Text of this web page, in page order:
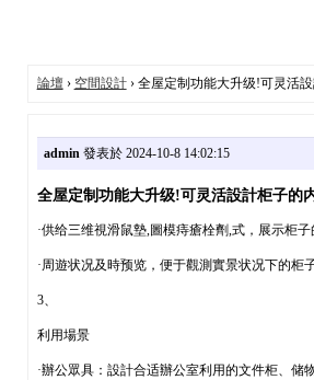
論壇› 空間設計› 全屋定制功能大升级!可灵活
admin發表於 2024-10-8 14:02:15
全屋定制功能大升级!可灵活設計柜子的
·供给三维視滑鼠墊,圖模痔瘡栓劑,式，展示柜
·周遊状况及時预览，便于觀測實景状况下的柜
3、
利用場景
·辦公眾具：設計合适辦公室利用的文件柜、储